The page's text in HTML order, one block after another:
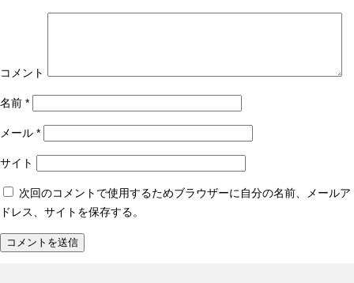
コメント
名前 *
メール *
サイト
次回のコメントで使用するためブラウザーに自分の名前、メールア
ドレス、サイトを保存する。